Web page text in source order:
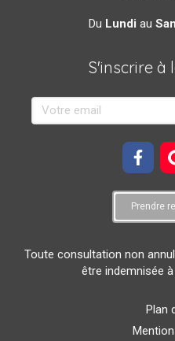
Du Lundi au
S'inscrire à
Votre email
Prendre
Toute consultation non
être indemnisée
Plan